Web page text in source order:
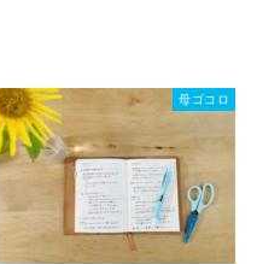
母ゴコロ